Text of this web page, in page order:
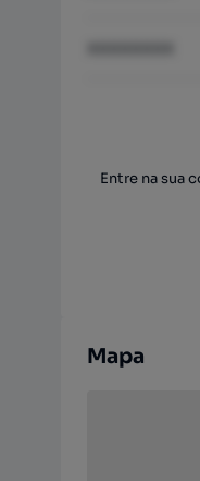
Entre na sua
Mapa